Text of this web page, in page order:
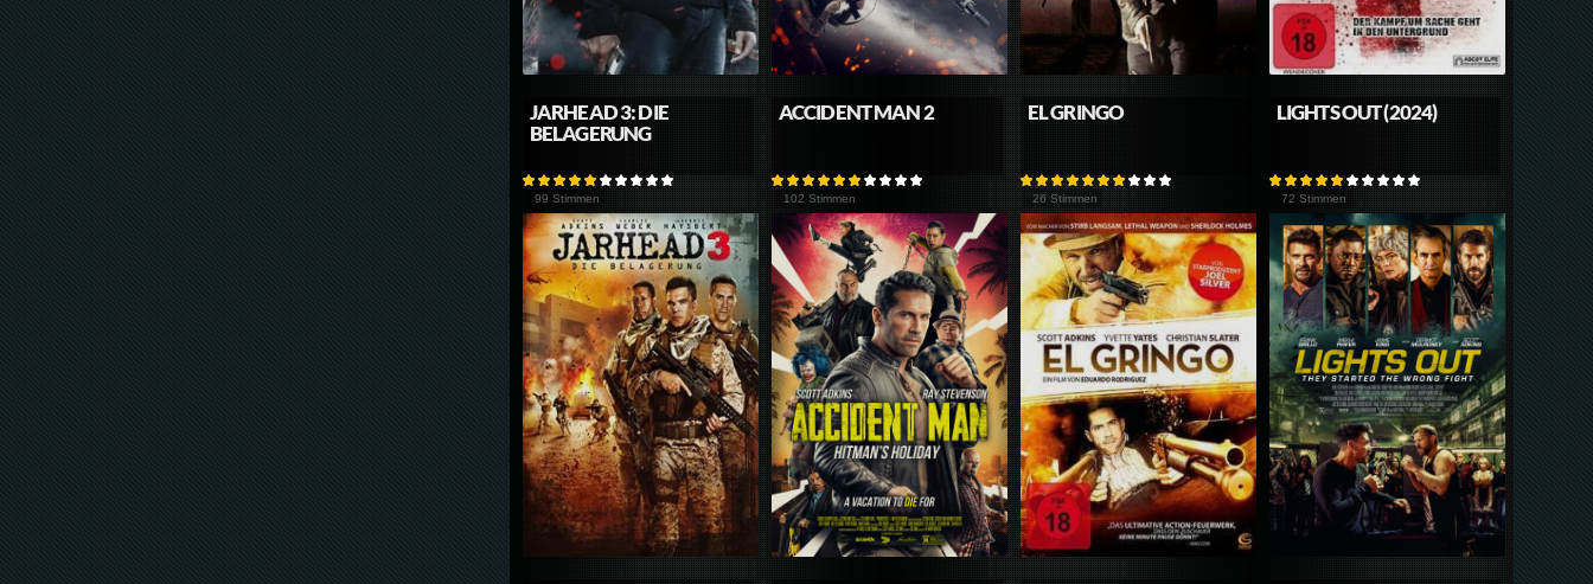
JARHEAD 3: DIE
BELAGERUNG
99 Stimmen
ACCIDENT MAN 2
102 Stimmen
EL GRINGO
26 Stimmen
LIGHTS OUT (2024)
72 Stimmen